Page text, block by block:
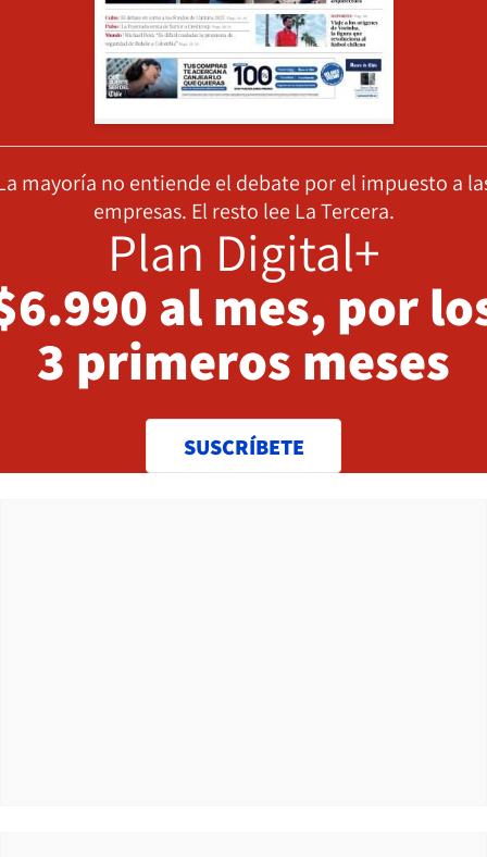
mayoría no entiende el debate por el impuesto a
empresas. El resto lee La Tercera.
Plan Digital+
al mes, por
3 primeros meses
SUSCRÍBETE